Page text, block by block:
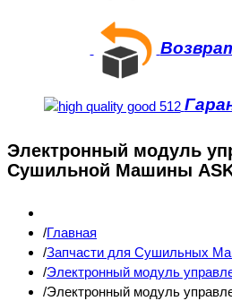
Электронный модуль
Сушильной Машины
Главная
Запчасти для Сушильных
Электронный модуль
Электронный модуль